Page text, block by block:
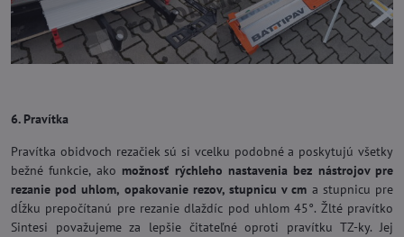
6. Pravítka
Pravítka obidvoch rezačiek sú si vcelku podobné a poskytujú všetky
bežné funkcie, ako možnosť rýchleho nastavenia bez nástrojov pre
rezanie pod uhlom, opakovanie rezov, stupnicu v cm a stupnicu pre
dĺžku prepočítanú pre rezanie dlaždíc pod uhlom 45°. Žlté pravítko
Sintesi považujeme za lepšie čitateľné oproti pravítku TZ-ky. Jej